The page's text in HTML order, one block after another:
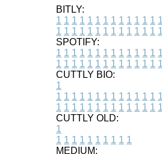
BITLY:
1 1 1 1 1 1 1 1 1 1 1 1 1 1
1 1 1 1 1 1 1 1 1 1 1 1 1 1
SPOTIFY:
1 1 1 1 1 1 1 1 1 1 1 1 1 1
1 1 1 1 1 1 1 1 1 1 1 1 1 1
CUTTLY BIO:
1
1 1 1 1 1 1 1 1 1 1 1 1 1 1
1 1 1 1 1 1 1 1 1 1 1 1 1 1
CUTTLY OLD:
1
1 1 1 1 1 1 1 1 1 1
MEDIUM: